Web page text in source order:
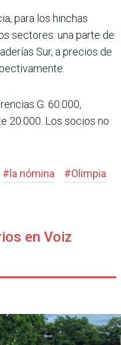
para los hinchas
sectores: una parte de
Sur, a pre­cios de
G. 60.000,
20.000. Los socios no
#la nómina #Olimpia
en Voiz